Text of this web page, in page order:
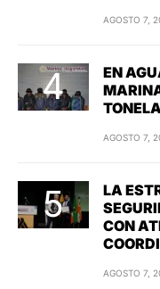
AGOSTO 7,
EN
AGOSTO 7,
LA
CON
AGOSTO 7,